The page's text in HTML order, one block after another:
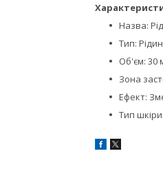
Назва:
Тип:
Об'єм: 30
Зона
Ефект:
Тип